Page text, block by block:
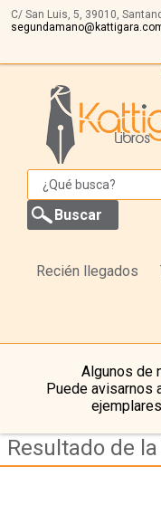
C/ San Luis, 5, 39010,
Recién llegados
Algunos de
Puede avisarnos